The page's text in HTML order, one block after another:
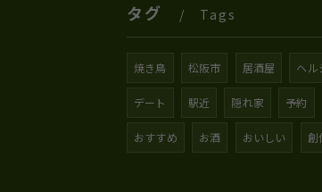
タグ Tags
焼き鳥 松阪市 居酒屋 ヘル
デート 駅近 隠れ家 予約
おすすめ お酒 おいしい 創